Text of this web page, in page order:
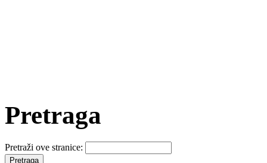
Pretraga
Pretraži ove stranice: